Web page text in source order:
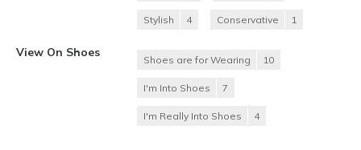
Stylish 4 Conservative 1
View On Shoes
Shoes are for Wearing 10
I'm Into Shoes 7
I'm Really Into Shoes 4